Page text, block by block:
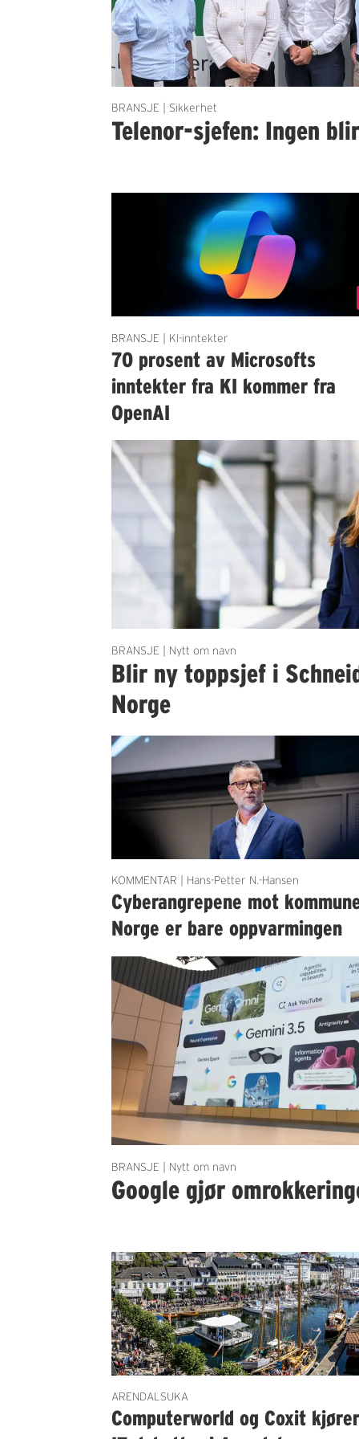
BRANSJE | Sikkerhet
Telenor-sjefen: Ingen
BRANSJE | KI-inntekter
70 prosent av Microsofts
inntekter fra KI kommer fra
OpenAI
BRANSJE | Nytt om navn
Blir ny toppsjef i
Norge
KOMMENTAR | Hans-Petter N.-Hansen
Cyberangrepene mot
Norge er bare oppvarmingen
BRANSJE | Nytt om navn
Google gjør
ARENDALSUKA
Computerworld og Coxit